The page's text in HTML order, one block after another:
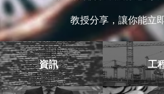
教授分享，讓你能立
資訊 工